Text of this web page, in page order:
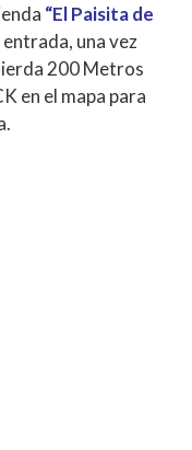
“El Paisita de
una vez
200 Metros
en el mapa para